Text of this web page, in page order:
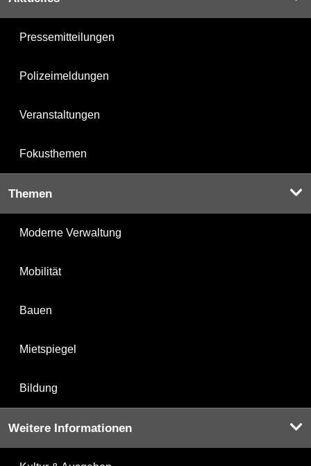
Pressemitteilungen
Polizeimeldungen
Veranstaltungen
Fokusthemen
Themen
Moderne Verwaltung
Mobilität
Bauen
Mietspiegel
Bildung
Weitere Informationen